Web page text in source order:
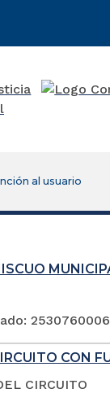
al usuario
CON
CIRCUITO